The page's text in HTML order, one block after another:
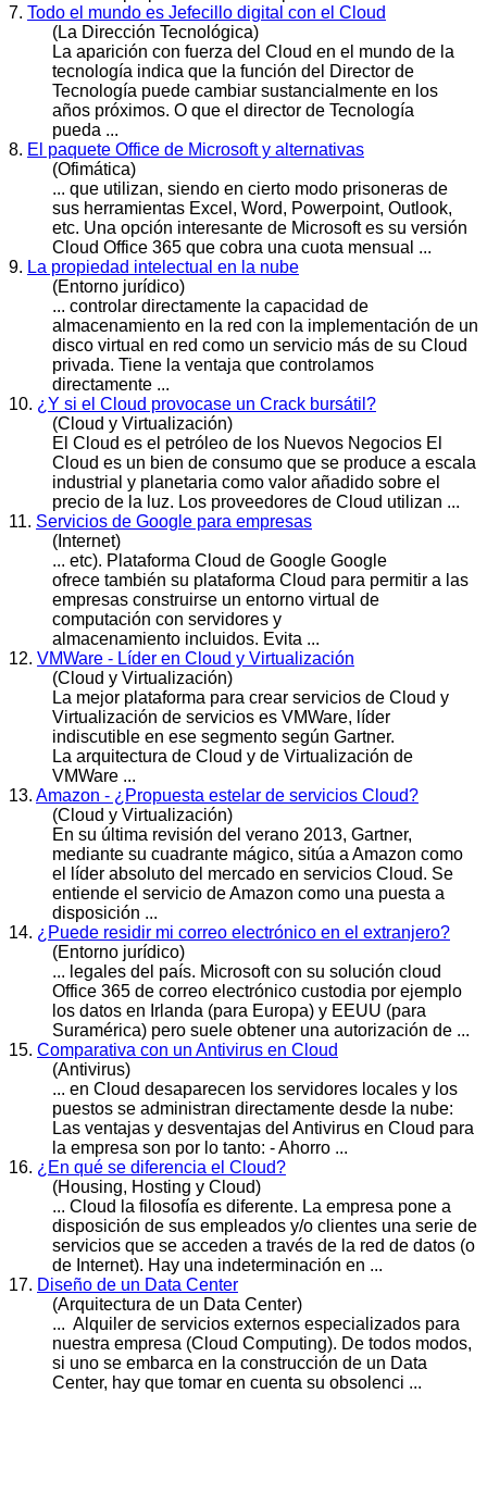
7. Todo el mundo es Jefecillo digital con el Cloud
(La Dirección Tecnológica)
La aparición con fuerza del Cloud en el mundo de la
tecnología indica que la función del Director de
Tecnología puede cambiar sustancialmente en los
años próximos. O que el director de Tecnología
pueda ...
8. El paquete Office de Microsoft y alternativas
(Ofimática)
... que utilizan, siendo en cierto modo prisoneras de
sus herramientas Excel, Word, Powerpoint, Outlook,
etc. Una opción interesante de Microsoft es su versión
Cloud Office 365 que cobra una cuota mensual ...
9. La propiedad intelectual en la nube
(Entorno jurídico)
... controlar directamente la capacidad de
almacenamiento en la red con la implementación de un
disco virtual en red como un servicio más de su Cloud
privada. Tiene la ventaja que controlamos
directamente ...
10. ¿Y si el Cloud provocase un Crack bursátil?
(Cloud y Virtualización)
El Cloud es el petróleo de los Nuevos Negocios El
Cloud es un bien de consumo que se produce a escala
industrial y planetaria como valor añadido sobre el
precio de la luz. Los proveedores de Cloud utilizan ...
11. Servicios de Google para empresas
(Internet)
... etc). Plataforma Cloud de Google Google
ofrece también su plataforma Cloud para permitir a las
empresas construirse un entorno virtual de
computación con servidores y
almacenamiento incluidos. Evita ...
12. VMWare - Líder en Cloud y Virtualización
(Cloud y Virtualización)
La mejor plataforma para crear servicios de Cloud y
Virtualización de servicios es VMWare, líder
indiscutible en ese segmento según Gartner.
La arquitectura de Cloud y de Virtualización de
VMWare ...
13. Amazon - ¿Propuesta estelar de servicios Cloud?
(Cloud y Virtualización)
En su última revisión del verano 2013, Gartner,
mediante su cuadrante mágico, sitúa a Amazon como
el líder absoluto del mercado en servicios Cloud. Se
entiende el servicio de Amazon como una puesta a
disposición ...
14. ¿Puede residir mi correo electrónico en el extranjero?
(Entorno jurídico)
... legales del país. Microsoft con su solución cloud
Office 365 de correo electrónico custodia por ejemplo
los datos en Irlanda (para Europa) y EEUU (para
Suramérica) pero suele obtener una autorización de ...
15. Comparativa con un Antivirus en Cloud
(Antivirus)
... en Cloud desaparecen los servidores locales y los
puestos se administran directamente desde la nube:
Las ventajas y desventajas del Antivirus en Cloud para
la empresa son por lo tanto: - Ahorro ...
16. ¿En qué se diferencia el Cloud?
(Housing, Hosting y Cloud)
... Cloud la filosofía es diferente. La empresa pone a
disposición de sus empleados y/o clientes una serie de
servicios que se acceden a través de la red de datos (o
de Internet). Hay una indeterminación en ...
17. Diseño de un Data Center
(Arquitectura de un Data Center)
... Alquiler de servicios externos especializados para
nuestra empresa (Cloud Computing). De todos modos,
si uno se embarca en la construcción de un Data
Center, hay que tomar en cuenta su obsolenci ...